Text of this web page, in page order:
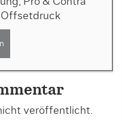
veröffentlicht.